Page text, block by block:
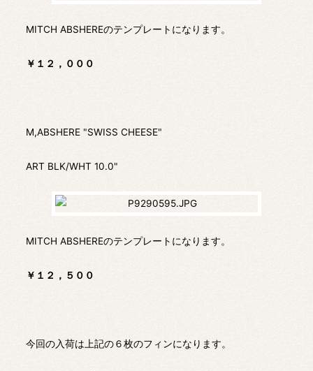
MITCH ABSHEREのテンプレートになります。
￥１２，０００
M,ABSHERE "SWISS CHEESE"
ART BLK/WHT 10.0"
MITCH ABSHEREのテンプレートになります。
￥１２，５００
今回の入荷は上記の６枚のフィンになります。